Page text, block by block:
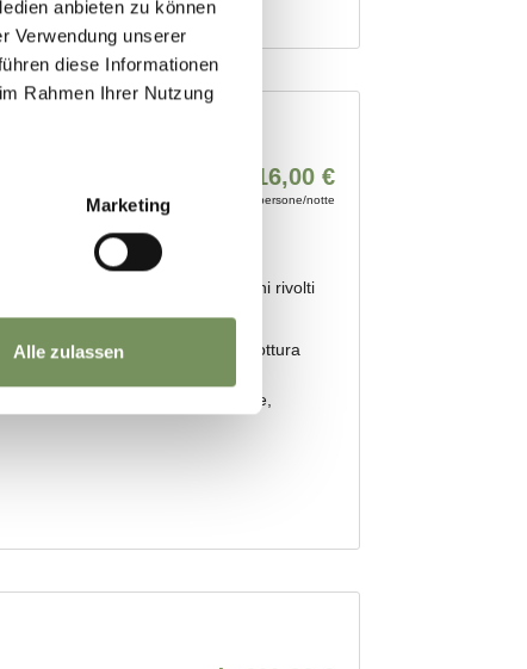
anbieten zu können
Verwendung unserer
diese Informationen
Rahmen Ihrer Nutzung
Marketing
Alle zulassen